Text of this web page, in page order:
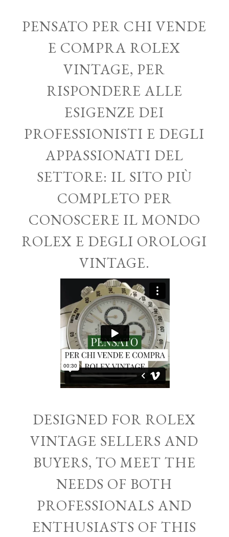
PENSATO PER CHI VENDE
E COMPRA ROLEX
VINTAGE, PER
RISPONDERE ALLE
ESIGENZE DEI
PROFESSIONISTI E DEGLI
APPASSIONATI DEL
SETTORE: IL SITO PIÙ
COMPLETO PER
CONOSCERE IL MONDO
ROLEX E DEGLI OROLOGI
VINTAGE.
DESIGNED FOR ROLEX
VINTAGE SELLERS AND
BUYERS, TO MEET THE
NEEDS OF BOTH
PROFESSIONALS AND
ENTHUSIASTS OF THIS